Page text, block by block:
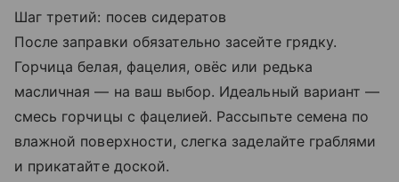
Шаг третий: посев сидератов
После заправки обязательно засейте грядку.
Горчица белая, фацелия, овёс или редька
масличная — на ваш выбор. Идеальный вариант —
смесь горчицы с фацелией. Рассыпьте семена по
влажной поверхности, слегка заделайте граблями
и прикатайте доской.